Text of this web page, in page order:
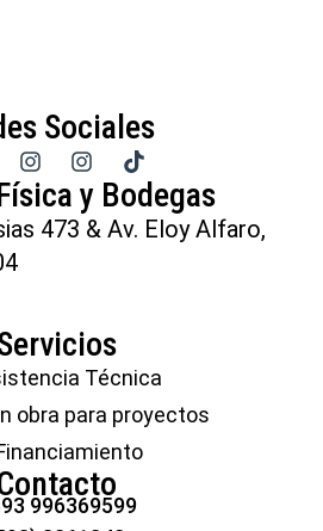
Sociales
y Bodegas
473 & Av. Eloy Alfaro,
Técnica
obra para proyectos
996369599